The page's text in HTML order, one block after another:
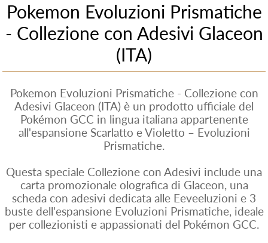
Pokemon Evoluzioni Prismatiche
- Collezione con Adesivi Glaceon
(ITA)
Pokemon Evoluzioni Prismatiche - Collezione con
Adesivi Glaceon (ITA) è un prodotto ufficiale del
Pokémon GCC in lingua italiana appartenente
all'espansione Scarlatto e Violetto – Evoluzioni
Prismatiche.
Questa speciale Collezione con Adesivi include una
carta promozionale olografica di Glaceon, una
scheda con adesivi dedicata alle Eeveeluzioni e 3
buste dell'espansione Evoluzioni Prismatiche, ideale
per collezionisti e appassionati del Pokémon GCC.